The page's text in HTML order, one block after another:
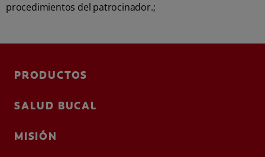
procedimientos del patrocinador.;
PRODUCTOS
SALUD BUCAL
MISIÓN